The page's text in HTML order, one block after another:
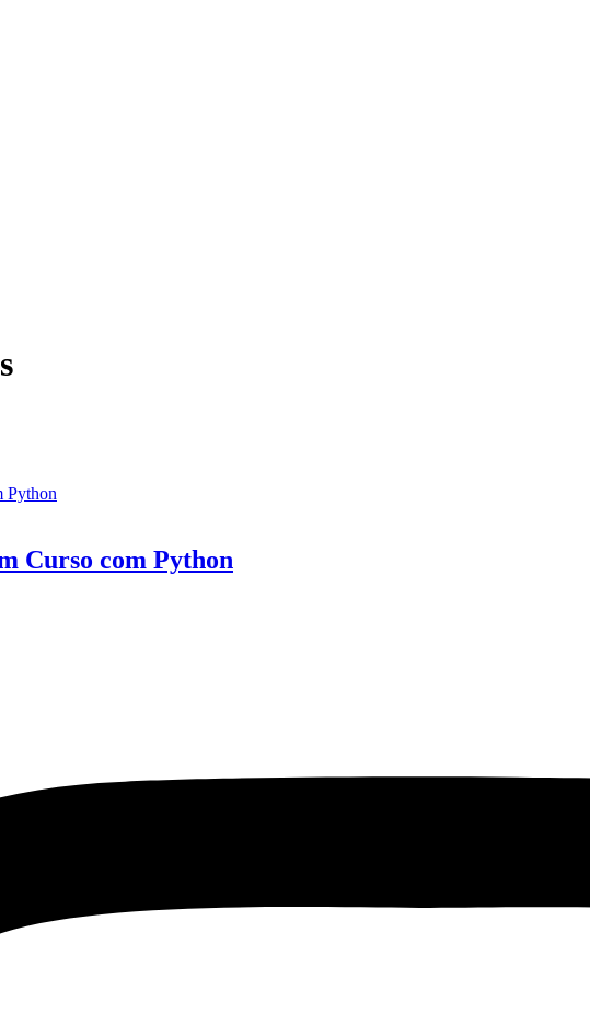
Curso com Python